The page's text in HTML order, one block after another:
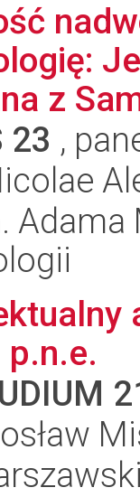
z
23 ,